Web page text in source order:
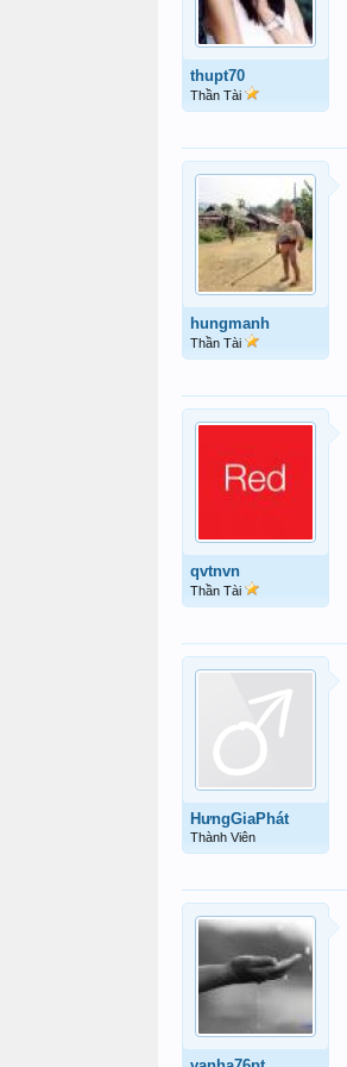
thupt70
Thần Tài
hungmanh
Thần Tài
qvtnvn
Thần Tài
HưngGiaPhát
Thành Viên